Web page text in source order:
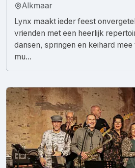
Alkmaar
Lynx maakt ieder feest
vrienden met een heerlijk
dansen, springen en keihard
mu...